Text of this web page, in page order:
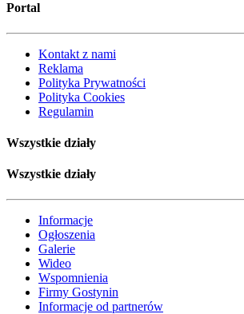
Portal
Kontakt z nami
Reklama
Polityka Prywatności
Polityka Cookies
Regulamin
Wszystkie działy
Wszystkie działy
Informacje
Ogłoszenia
Galerie
Wideo
Wspomnienia
Firmy Gostynin
Informacje od partnerów